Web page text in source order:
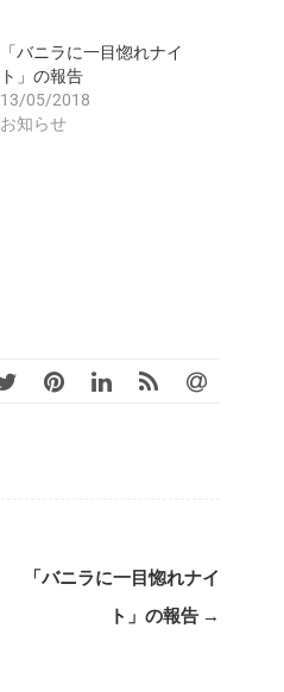
「バニラに一目惚れナイ
ト」の報告
13/05/2018
お知らせ
「バニラに一目惚れナイ
ト」の報告 →